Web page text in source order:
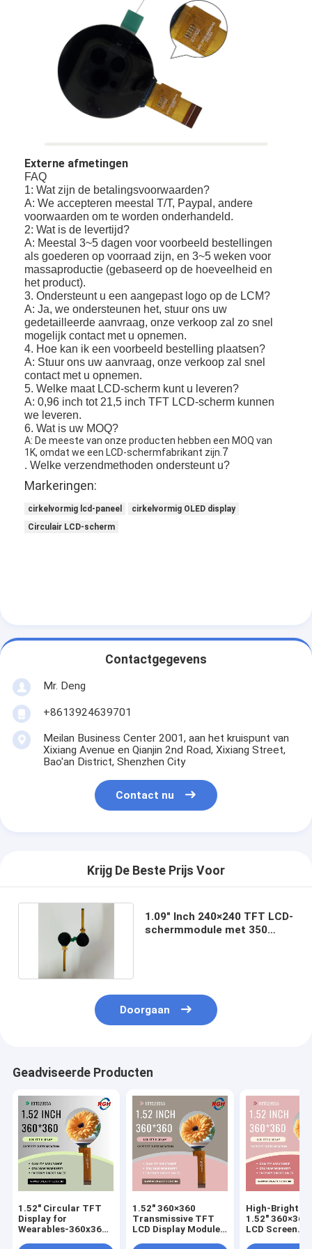
vierkante lcd-display
Circulair LCD-scherm
E-inkt Epaper-Vertoning
TFT-LCD-capacitatief touchscreen
PMoled display
TFT-LCD-scherm
RF TFT LCD-scherm
Industriële LCD Monitor
Kleine Tft-scherm
amoled vertoning
Externe afmetingen
FAQ
1: Wat zijn de betalingsvoorwaarden?
A: We accepteren meestal T/T, Paypal, andere
voorwaarden om te worden onderhandeld.
2: Wat is de levertijd?
A: Meestal 3~5 dagen voor voorbeeld bestellingen
als goederen op voorraad zijn, en 3~5 weken voor
massaproductie (gebaseerd op de hoeveelheid en
het product).
3. Ondersteunt u een aangepast logo op de LCM?
A: Ja, we ondersteunen het, stuur ons uw
gedetailleerde aanvraag, onze verkoop zal zo snel
mogelijk contact met u opnemen.
4. Hoe kan ik een voorbeeld bestelling plaatsen?
A: Stuur ons uw aanvraag, onze verkoop zal snel
contact met u opnemen.
5. Welke maat LCD-scherm kunt u leveren?
A: 0,96 inch tot 21,5 inch TFT LCD-scherm kunnen
we leveren.
6. Wat is uw MOQ?
A: De meeste van onze producten hebben een MOQ van
1K, omdat we een LCD-schermfabrikant zijn. 7
. Welke verzendmethoden ondersteunt u?
Markeringen:
cirkelvormig lcd-paneel
cirkelvormig OLED display
Circulair LCD-scherm
Contactgegevens
Mr. Deng
+8613924639701
Meilan Business Center 2001, aan het kruispunt van
Xixiang Avenue en Qianjin 2nd Road, Xixiang Street,
Bao'an District, Shenzhen City
Contact nu
Krijg De Beste Prijs Voor
1.09" Inch 240×240 TFT LCD-
schermmodule met 350
Doorgaan
Geadviseerde Producten
1.52" Circular TFT
Display for
Wearables-360x360
1.52" 360×360
Transmissive TFT
LCD Display Module
High-
1.52"
LCD Screen